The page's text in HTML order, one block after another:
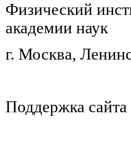
Физический
академии наук
г. Москва,
Поддержка сайта